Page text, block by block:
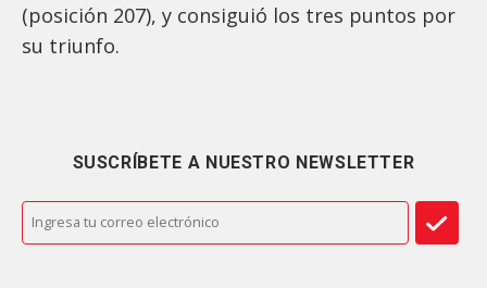
(posición 207), y consiguió los tres puntos por
su triunfo.
SUSCRÍBETE A NUESTRO NEWSLETTER